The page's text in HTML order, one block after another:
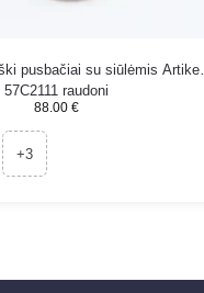
pusbačiai su siūlėmis Artiker
57C2111 raudoni
88.00€
+3